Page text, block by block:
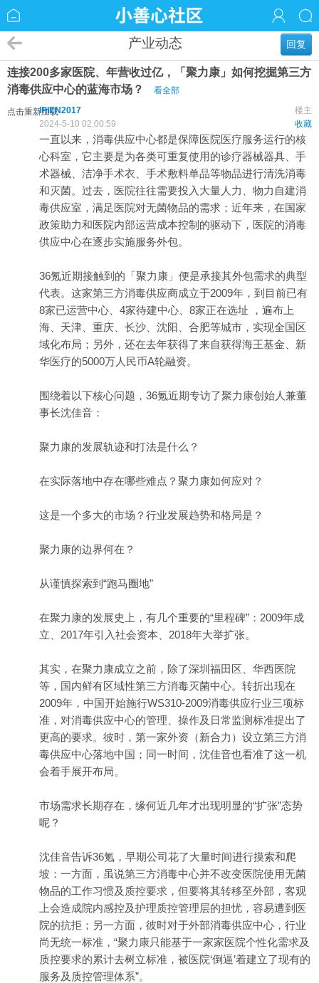
回复
产业动态
连接200多家医院、年营收过亿，「聚力康」如何挖掘第三方
消毒供应中心的蓝海市场？
看全部
点击重新加载 楼主
IPIEN2017
收藏
2024-5-10 02:00:59
一直以来， 消毒供应中心都是保障医院医疗服务运行的核
心科室，它主要是为各类可重复使用的诊疗器械器具、手
术器械、洁净手术衣、手术敷料单品等物品进行清洗消毒
和灭菌。过去，医院往往需要投入大量人力、物力自建消
毒供应室，满足医院对无菌物品的需求；近年来，在国家
政策助力和医院内部运营成本控制的驱动下，医院的消毒
供应中心在逐步实施服务外包。
36氪近期接触到的「聚力 康」便是承接其外包需求的典型
代表。这家第三方消毒供应商成立于2009年，到目前已有
8家已运营中心、4家待建中心、8家正在选址 ，遍布上
海、天津、重庆、长沙、沈阳、合肥等城市，实现全国区
域化布局；另外，还在去年获得了来自获得海王基金、新
华医疗的5000万人民币A轮融资。
围绕着以下核心问题，36氪近期专访了聚力康创始人兼董
事长沈佳音：
聚力康的发展轨迹和打法是什么？
在实际落地中存在哪些难点？聚力康如何应对？
这是一个多大的市场？行业发展趋势和格局是？
聚力康的边界何在？
从谨慎探索到“跑马圈地”
在聚力康的发展史上，有几个重要的“里程碑”：2009年成
立、2017年引入社会资本、2018年大举扩张。
其实，在聚力康成立之前，除了深圳福田区、华西医院
等，国内鲜有区域性第三方消毒灭菌中心。转折出现在
2009年，中国开始施行WS310-2009消毒供应行业三项标
准，对消毒供应中心的管理、操作及日常监测标准提出了
更高的要求。彼时，第一家外资（新合力）设立第三方消
毒供应中心落地中国；同一时间，沈佳音也看准了这一机
会着手展开布局。
市场需求长期存在，缘何近几年才出现明显的“扩张”态势
呢？
沈佳音告诉36氪，早期公司花了大量时间进行摸索和爬
坡：一方面，虽说第三方消毒中心并不改变医院使用无菌
物品的工作习惯及质控要求，但要将其转移至外部，客观
上会造成院内感控及护理质控管理层的担忧，容易遭到医
院的抗拒；另一方面，彼时对于外部消毒供应中心，行业
尚无统一标准，“聚力康只能基于一家家医院个性化需求及
质控要求的累计去树立标准，被医院‘倒逼’着建立了现有的
服务及质控管理体系”。